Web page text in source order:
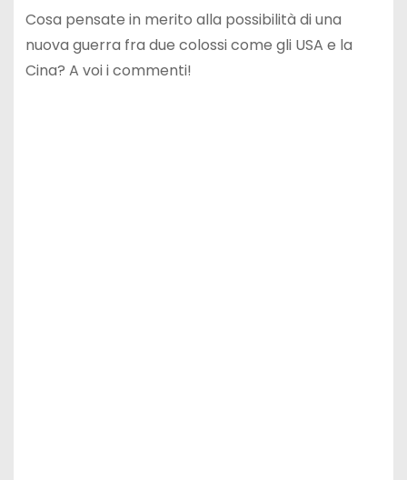
Cosa pensate in merito alla possibilità di una
nuova guerra fra due colossi come gli USA e la
Cina? A voi i commenti!